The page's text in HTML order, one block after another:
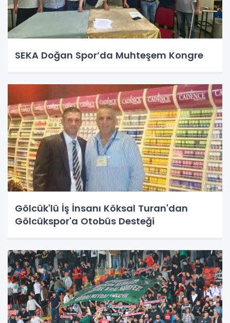
SEKA Doğan Spor’da Muhteşem Kongre
Gölcük'lü İş İnsanı Köksal Turan'dan
Gölcükspor'a Otobüs Desteği